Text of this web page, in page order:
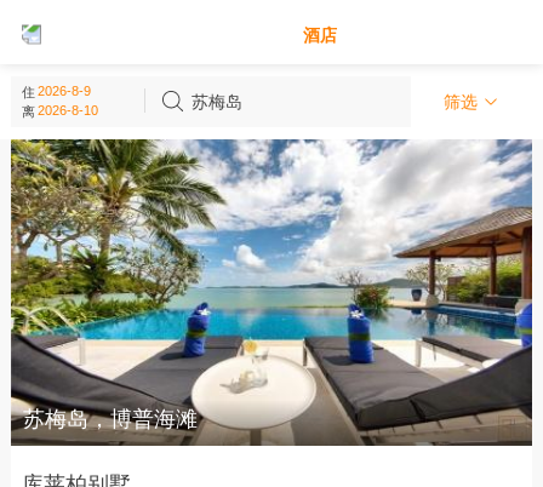
酒店
住
离
苏梅岛 筛选
苏梅岛 - 泰国
苏梅岛，博普海滩